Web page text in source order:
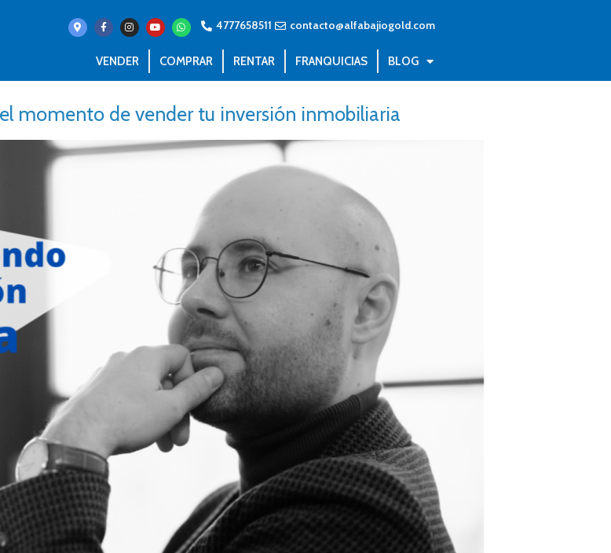
4777658511 contacto@alfabajiogold.com
VENDER COMPRAR RENTAR FRANQUICIAS BLOG
momento de vender tu inversión inmobiliaria